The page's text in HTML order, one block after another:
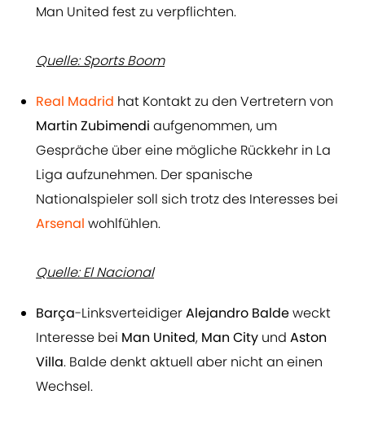
Man United fest zu verpflichten.
Quelle: Sports Boom
Real Madrid hat Kontakt zu den Vertretern von
Martin Zubimendi aufgenommen, um
Gespräche über eine mögliche Rückkehr in La
Liga aufzunehmen. Der spanische
Nationalspieler soll sich trotz des Interesses bei
Arsenal wohlfühlen.
Quelle: El Nacional
Barça-LinksverteidigerAlejandro Baldeweckt
Interesse bei Man United, Man City und Aston
Villa. Balde denkt aktuell aber nicht an einen
Wechsel.